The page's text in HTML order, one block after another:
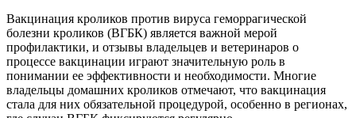
Вакцинация кроликов против вируса геморрагической
болезни кроликов (ВГБК) является важной мерой
профилактики, и отзывы владельцев и ветеринаров о
процессе вакцинации играют значительную роль в
понимании ее эффективности и необходимости. Многие
владельцы домашних кроликов отмечают, что вакцинация
стала для них обязательной процедурой, особенно в регионах,